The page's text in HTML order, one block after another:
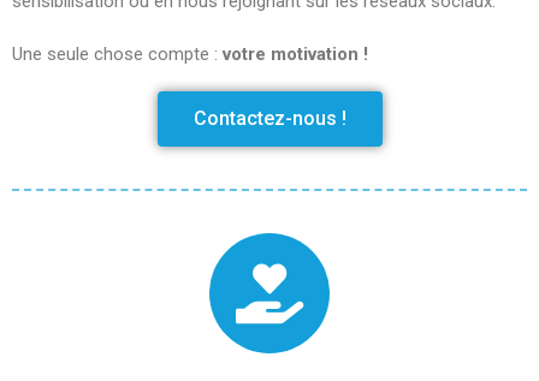
Nous contacter
S’informer
Documentation
Droit d’Asile
Naturalisation
Pays
Santé
Une seule chose compte :votre motivation !
Contactez-nous !